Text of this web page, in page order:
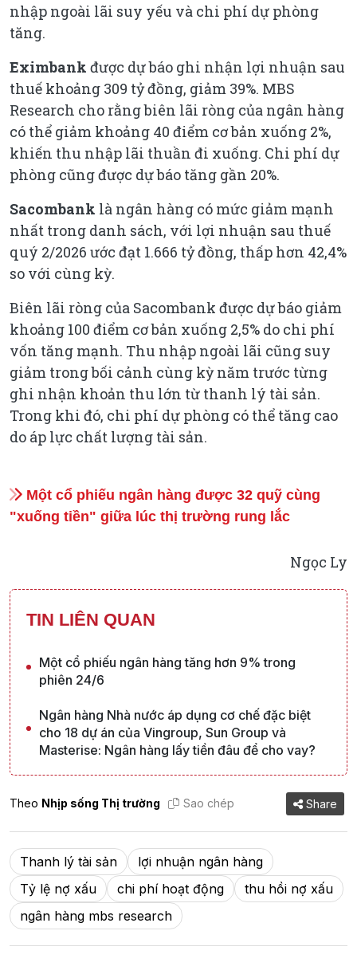
nhập ngoài lãi suy yếu và chi phí dự phòng
tăng.
Eximbank được dự báo ghi nhận lợi nhuận sau
thuế khoảng 309 tỷ đồng, giảm 39%. MBS
Research cho rằng biên lãi ròng của ngân hàng
có thể giảm khoảng 40 điểm cơ bản xuống 2%,
khiến thu nhập lãi thuần đi xuống. Chi phí dự
phòng cũng được dự báo tăng gần 20%.
Sacombank là ngân hàng có mức giảm mạnh
nhất trong danh sách, với lợi nhuận sau thuế
quý 2/2026 ước đạt 1.666 tỷ đồng, thấp hơn 42,4%
so với cùng kỳ.
Biên lãi ròng của Sacombank được dự báo giảm
khoảng 100 điểm cơ bản xuống 2,5% do chi phí
vốn tăng mạnh. Thu nhập ngoài lãi cũng suy
giảm trong bối cảnh cùng kỳ năm trước từng
ghi nhận khoản thu lớn từ thanh lý tài sản.
Trong khi đó, chi phí dự phòng có thể tăng cao
do áp lực chất lượng tài sản.
Một cổ phiếu ngân hàng được 32 quỹ cùng
"xuống tiền" giữa lúc thị trường rung lắc
Ngọc Ly
TIN LIÊN QUAN
Một cổ phiếu ngân hàng tăng hơn 9% trong
phiên 24/6
Ngân hàng Nhà nước áp dụng cơ chế đặc biệt
cho 18 dự án của Vingroup, Sun Group và
Masterise: Ngân hàng lấy tiền đâu để cho vay?
Theo Nhịp sống Thị trường Sao chép Share
Thanh lý tài sản
lợi nhuận ngân hàng
Tỷ lệ nợ xấu
chi phí hoạt động
thu hồi nợ xấu
ngân hàng mbs research